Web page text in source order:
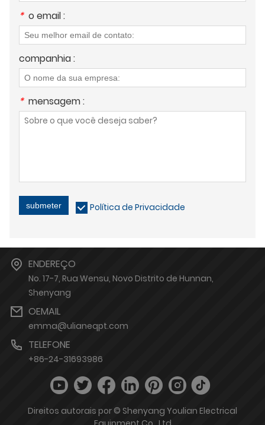
* o email :
companhia :
* mensagem :
submeter Política de Privacidade
ENDEREÇO
No. 17-7, Rua Wensu, Novo Distrito de Hunnan,
Shenyang
OEMAIL
emma@ulianeqpt.com
TELEFONE
+86-24-31693986
Direitos autorais por © Shenyang Youlian Electrical